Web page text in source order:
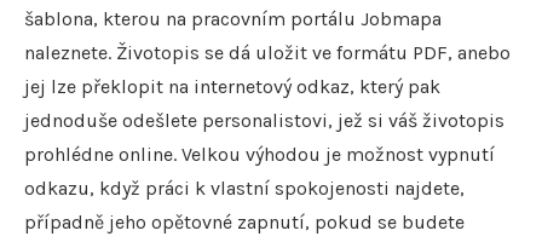
šablona, kterou na pracovním portálu Jobmapa
naleznete. Životopis se dá uložit ve formátu PDF, anebo
jej lze překlopit na internetový odkaz, který pak
jednoduše odešlete personalistovi, jež si váš životopis
prohlédne online. Velkou výhodou je možnost vypnutí
odkazu, když práci k vlastní spokojenosti najdete,
případně jeho opětovné zapnutí, pokud se budete